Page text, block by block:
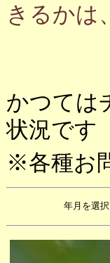
きるかは
かつては
状況です
※各種お
年月を選択